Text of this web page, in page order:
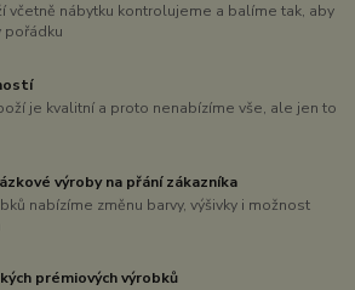
včetně nábytku kontrolujeme a balíme tak, aby
pořádku
je kvalitní a proto nenabízíme vše, ale jen to
výroby na přání zákazníka
nabízíme změnu barvy, výšivky i možnost
prémiových výrobků